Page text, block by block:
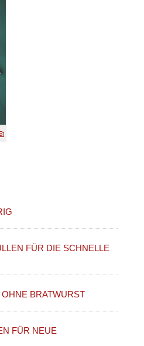
FÜR DIE SCHNELLE
BRATWURST
FÜR NEUE